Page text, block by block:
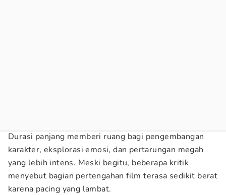
Durasi panjang memberi ruang bagi pengembangan
karakter, eksplorasi emosi, dan pertarungan megah
yang lebih intens. Meski begitu, beberapa kritik
menyebut bagian pertengahan film terasa sedikit berat
karena pacing yang lambat.